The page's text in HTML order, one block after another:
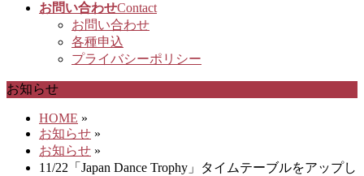
お問い合わせContact
お問い合わせ
各種申込
プライバシーポリシー
お知らせ
HOME »
お知らせ »
お知らせ »
11/22「Japan Dance Trophy」タイムテーブルをアップし